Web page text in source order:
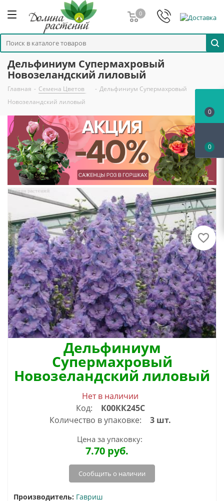
0
Дельфиниум Супермахровый
Новозеландский лиловый
Главная - Семена Цветов - Дельфиниум Супермахровый
Новозеландский лиловый
Дельфиниум
Супермахровый
Новозеландский лиловый
Нет в наличии
Код:
К00КК245С
Количество в упаковке:
3 шт.
Цена за упаковку:
7.70 руб.
Сообщить о наличии
Производитель: Гавриш
0
0